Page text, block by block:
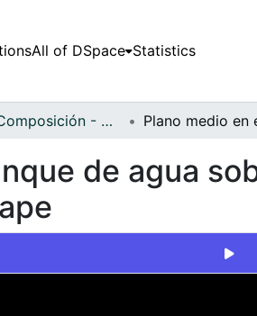
All of DSpace Statistics
FCCV - Composición - Patrimonial
de agua